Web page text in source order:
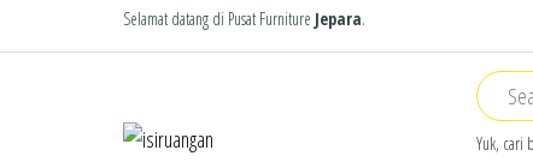
to
Selamat datang di Pusat Furniture Jepara.
Yuk, cari